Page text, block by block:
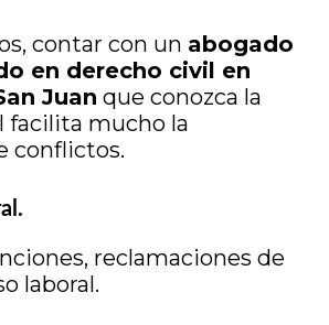
contar con un abogado
en derecho civil en
Juan que conozca la
facilita mucho la
conflictos.
reclamaciones de
laboral.